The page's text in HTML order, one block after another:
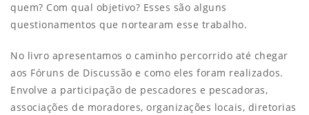
quem? Com qual objetivo? Esses são alguns
questionamentos que nortearam esse trabalho.
No livro apresentamos o caminho percorrido até chegar
aos Fóruns de Discussão e como eles foram realizados.
Envolve a participação de pescadores e pescadoras,
associações de moradores, organizações locais, diretorias